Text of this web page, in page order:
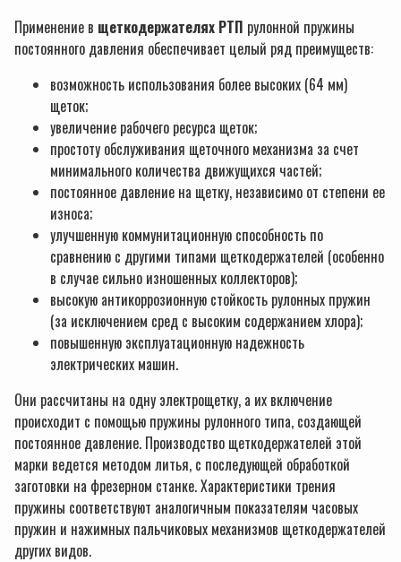
Применение в щеткодержателях РТП рулонной пружины
постоянного давления обеспечивает целый ряд преимуществ:
возможность использования более высоких (64 мм)
щеток;
увеличение рабочего ресурса щеток;
простоту обслуживания щеточного механизма за счет
минимального количества движущихся частей;
постоянное давление на щетку, независимо от степени ее
износа;
улучшенную коммунитационную способность по
сравнению с другими типами щеткодержателей (особенно
в случае сильно изношенных коллекторов);
высокую антикоррозионную стойкость рулонных пружин
(за исключением сред с высоким содержанием хлора);
повышенную эксплуатационную надежность
электрических машин.
Они рассчитаны на одну электрощетку, а их включение
происходит с помощью пружины рулонного типа, создающей
постоянное давление. Производство щеткодержателей этой
марки ведется методом литья, с последующей обработкой
заготовки на фрезерном станке. Характеристики трения
пружины соответствуют аналогичным показателям часовых
пружин и нажимных пальчиковых механизмов щеткодержателей
других видов.